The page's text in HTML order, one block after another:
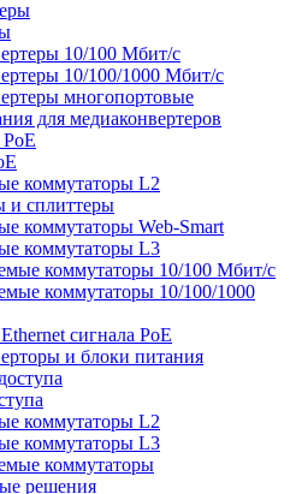
10/100 Мбит/с
10/100/1000 Мбит/c
многопортовые
для медиаконвертеров
коммутаторы L2
и сплиттеры
коммутаторы Web-Smart
коммутаторы L3
коммутаторы 10/100 Мбит/с
коммутаторы 10/100/1000
сигнала PoE
и блоки питания
коммутаторы L2
коммутаторы L3
коммутаторы